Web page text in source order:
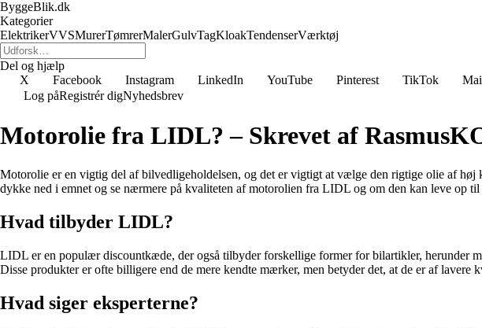
ByggeBlik.dk
Kategorier
ElektrikerVVSMurerTømrerMalerGulvTagKloakTendenserVærktøj
Del og hjælp
X
Facebook Instagram LinkedIn YouTube Pinterest TikTok
Log påRegistrér digNyhedsbrev
Motorolie fra LIDL? – Skrevet af
Motorolie er en vigtig del af bilvedligeholdelsen, og det er vigtigt at vælge den rigtige olie af
dykke ned i emnet og se nærmere på kvaliteten af motorolien fra LIDL og om den kan leve op
Hvad tilbyder LIDL?
LIDL er en populær discountkæde, der også tilbyder forskellige former for bilartikler, herunder
Disse produkter er ofte billigere end de mere kendte mærker, men betyder det, at de er af lavere
Hvad siger eksperterne?